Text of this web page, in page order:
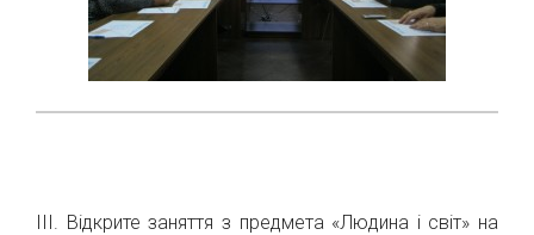
ІІІ. Відкрите заняття з предмета «Людина і світ» на